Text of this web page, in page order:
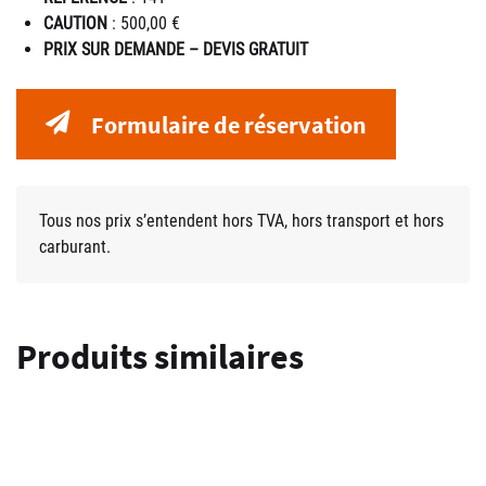
CAUTION : 500,00 €
PRIX SUR DEMANDE – DEVIS GRATUIT
Formulaire de réservation
Tous nos prix s’entendent hors TVA, hors transport et hors
carburant.
Produits similaires